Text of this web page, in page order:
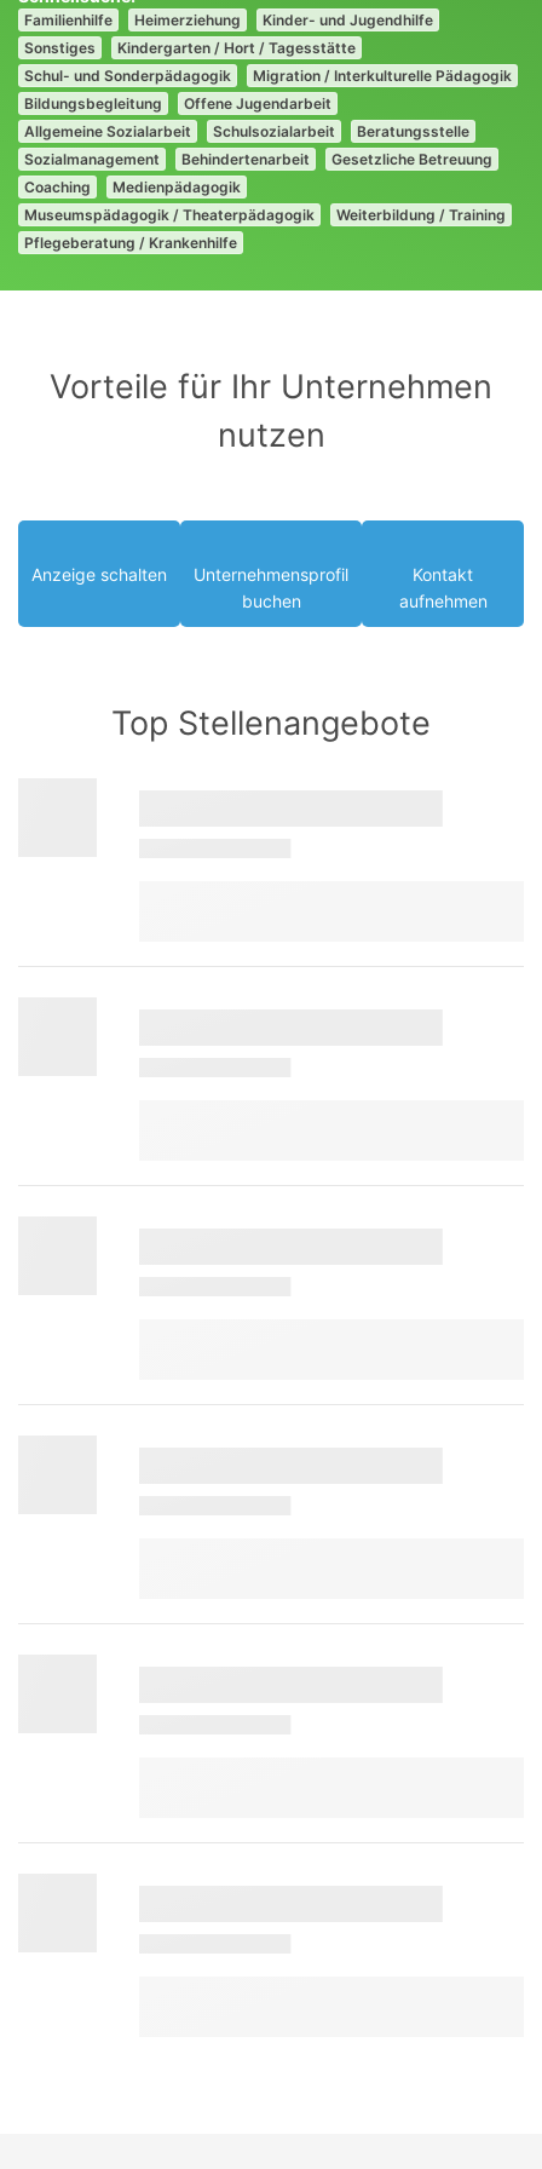
Familienhilfe Heimerziehung
Kinder- und Jugendhilfe
Sonstiges
Kindergarten / Hort / Tagesstätte
Schul- und Sonderpädagogik
Migration / Interkulturelle Pädagogik
Bildungsbegleitung
Offene Jugendarbeit
Allgemeine Sozialarbeit
Schulsozialarbeit
Beratungsstelle
Sozialmanagement
Behindertenarbeit
Gesetzliche Betreuung
Coaching
Medienpädagogik
Museumspädagogik / Theaterpädagogik
Weiterbildung / Training
Pflegeberatung / Krankenhilfe
Vorteile für Ihr Unternehmen
nutzen
Anzeige schalten
Unternehmensprofil
buchen
Kontakt
aufnehmen
Top Stellenangebote